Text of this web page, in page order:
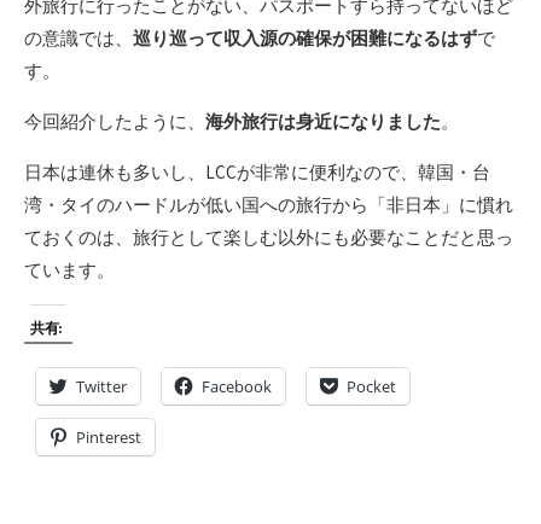
外旅行に行ったことがない、パスポートすら持ってないほど
の意識では、 巡り巡って収入源の確保が困難になるはずで
す。
今回紹介したように、 海外旅行は身近になりました。
日本は連休も多いし、LCCが非常に便利なので、韓国・台
湾・タイのハードルが低い国への旅行から「非日本」に慣れ
ておくのは、旅行として楽しむ以外にも必要なことだと思っ
ています。
共有:
Twitter Facebook Pocket
Pinterest